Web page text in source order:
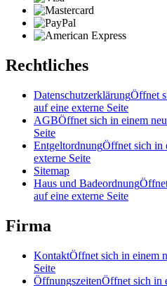
Rechtliches
DatenschutzerklärungÖffnet
auf eine externe Seite
AGBÖffnet sich in einem
Seite
EntgeltordnungÖffnet sich in
externe Seite
Sitemap
Haus und Badeordnung
auf eine externe Seite
Firma
KontaktÖffnet sich in einem
Seite
ÖffnungszeitenÖffnet sich in